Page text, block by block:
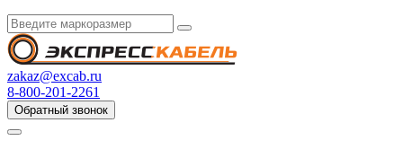
zakaz@excab.ru
8-800-201-2261
Обратный звонок